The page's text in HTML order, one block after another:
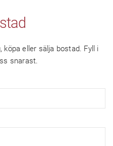
köpa eller sälja bostad. Fyll i
snarast.